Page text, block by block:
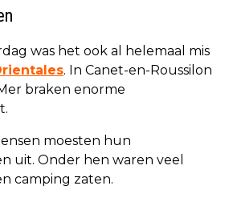
was het ook al helemaal mis
. In Canet-en-Roussilon
braken enorme
moesten hun
uit. Onder hen waren veel
camping zaten.